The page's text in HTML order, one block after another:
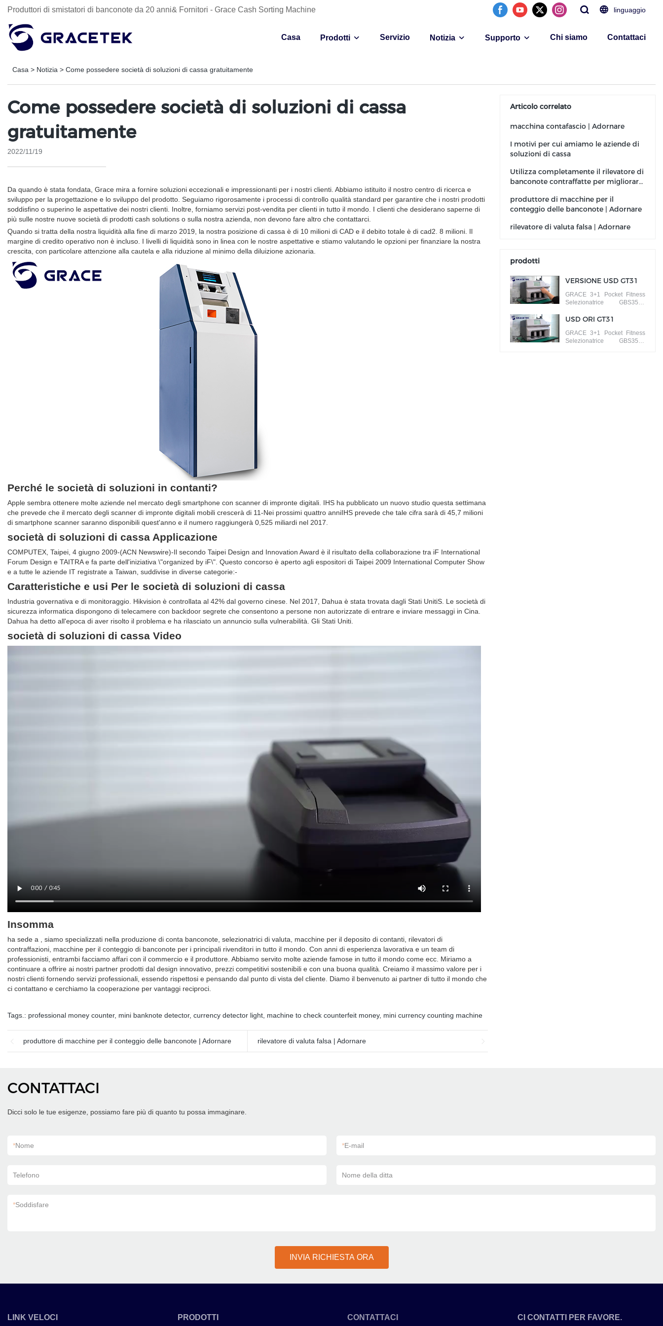
Produttori di smistatori di banconote da 20 anni& Fornitori - Grace Cash Sorting Machine linguaggio
Casa Prodotti Servizio Notizia Supporto Chi siamo Contattaci
Casa > Notizia > Come possedere società di soluzioni di cassa gratuitamente
Come possedere società di soluzioni di cassa
gratuitamente
2022/11/19
Da quando è stata fondata, Grace mira a fornire soluzioni eccezionali e impressionanti per i nostri clienti. Abbiamo istituito il nostro centro di ricerca e
sviluppo per la progettazione e lo sviluppo del prodotto. Seguiamo rigorosamente i processi di controllo qualità standard per garantire che i nostri prodotti
soddisfino o superino le aspettative dei nostri clienti. Inoltre, forniamo servizi post-vendita per clienti in tutto il mondo. I clienti che desiderano saperne di
più sulle nostre nuove società di prodotti cash solutions o sulla nostra azienda, non devono fare altro che contattarci.
Quando si tratta della nostra liquidità alla fine di marzo 2019, la nostra posizione di cassa è di 10 milioni di CAD e il debito totale è di cad2. 8 milioni. Il
margine di credito operativo non è incluso. I livelli di liquidità sono in linea con le nostre aspettative e stiamo valutando le opzioni per finanziare la nostra
crescita, con particolare attenzione alla cautela e alla riduzione al minimo della diluizione azionaria.
Perché le società di soluzioni in contanti?
Apple sembra ottenere molte aziende nel mercato degli smartphone con scanner di impronte digitali. IHS ha pubblicato un nuovo studio questa settimana
che prevede che il mercato degli scanner di impronte digitali mobili crescerà di 11-Nei prossimi quattro anniIHS prevede che tale cifra sarà di 45,7 milioni
di smartphone scanner saranno disponibili quest'anno e il numero raggiungerà 0,525 miliardi nel 2017.
società di soluzioni di cassa Applicazione
COMPUTEX, Taipei, 4 giugno 2009-(ACN Newswire)-Il secondo Taipei Design and Innovation Award è il risultato della collaborazione tra iF International
Forum Design e TAITRA e fa parte dell'iniziativa \"organized by iF\". Questo concorso è aperto agli espositori di Taipei 2009 International Computer Show
e a tutte le aziende IT registrate a Taiwan, suddivise in diverse categorie:-
Caratteristiche e usi Per le società di soluzioni di cassa
Industria governativa e di monitoraggio. Hikvision è controllata al 42% dal governo cinese. Nel 2017, Dahua è stata trovata dagli Stati UnitiS. Le società di
sicurezza informatica dispongono di telecamere con backdoor segrete che consentono a persone non autorizzate di entrare e inviare messaggi in Cina.
Dahua ha detto all'epoca di aver risolto il problema e ha rilasciato un annuncio sulla vulnerabilità. Gli Stati Uniti.
società di soluzioni di cassa Video
Insomma
ha sede a , siamo specializzati nella produzione di conta banconote, selezionatrici di valuta, macchine per il deposito di contanti, rilevatori di
contraffazioni, macchine per il conteggio di banconote per i principali rivenditori in tutto il mondo. Con anni di esperienza lavorativa e un team di
professionisti, entrambi facciamo affari con il commercio e il produttore. Abbiamo servito molte aziende famose in tutto il mondo come ecc. Miriamo a
continuare a offrire ai nostri partner prodotti dal design innovativo, prezzi competitivi sostenibili e con una buona qualità. Creiamo il massimo valore per i
nostri clienti fornendo servizi professionali, essendo rispettosi e pensando dal punto di vista del cliente. Diamo il benvenuto ai partner di tutto il mondo che
ci contattano e cerchiamo la cooperazione per vantaggi reciproci.
Tags.: professional money counter, mini banknote detector, currency detector light machine to check counterfeit money, mini currency counting machine
produttore di macchine per il conteggio delle banconote | Adornare rilevatore di valuta falsa | Adornare
Articolo correlato
macchina contafascio | Adornare
I motivi per cui amiamo le aziende di
soluzioni di cassa
Utilizza completamente il rilevatore di
banconote contraffatte per migliorare
produttore di macchine per il
conteggio delle banconote | Adornare
rilevatore di valuta falsa | Adornare
prodotti
VERSIONE USD GT31
GRACE 3+1 Pocket Fitness
Selezionatrice GBS3500
diverse versioni
USD ORI GT31
GRACE 3+1 Pocket Fitness
Selezionatrice GBS3500
CONTATTACI
Dicci solo le tue esigenze, possiamo fare più di quanto tu possa immaginare.
*Nome *E-mail
Telefono Nome della ditta
*Soddisfare
INVIA RICHIESTA ORA
LINK VELOCI PRODOTTI CONTATTACI CI CONTATTI PER FAVORE.